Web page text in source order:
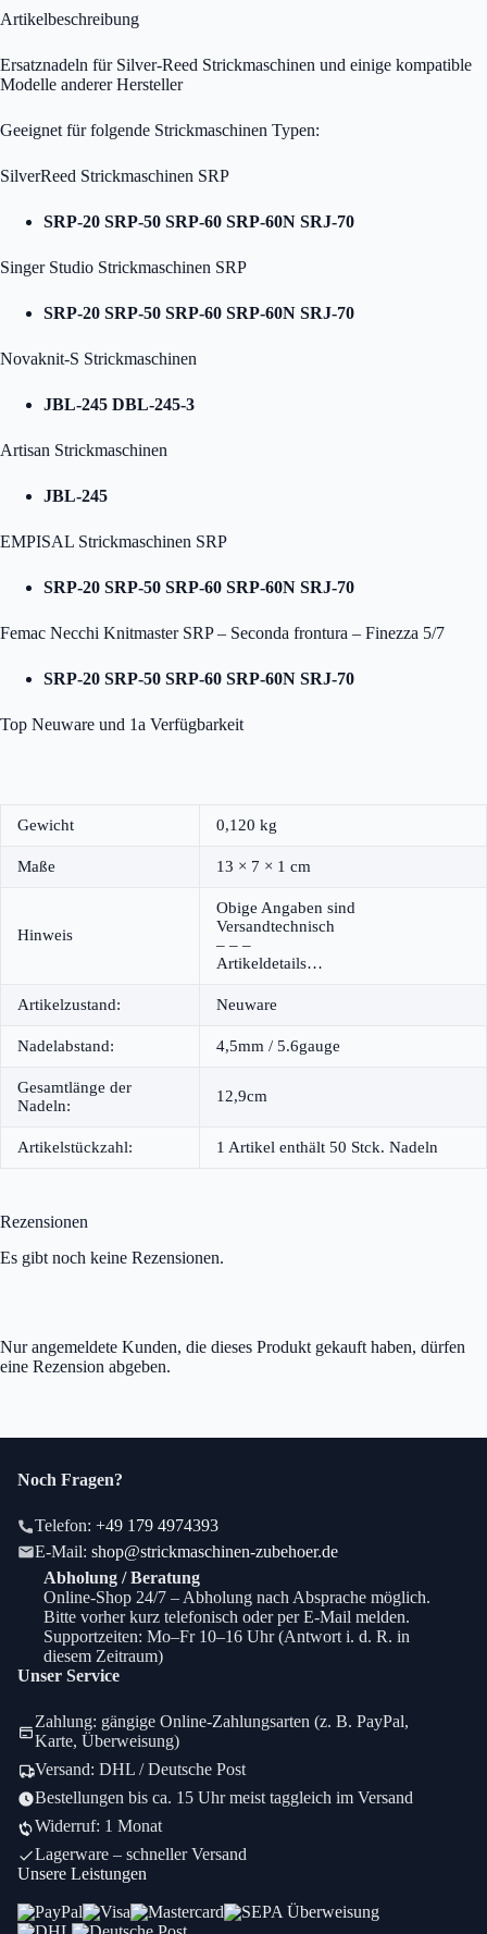
Artikelbeschreibung
Ersatznadeln für Silver-Reed Strickmaschinen und einige kompatible
Modelle anderer Hersteller
Geeignet für folgende Strickmaschinen Typen:
SilverReed Strickmaschinen SRP
SRP-20 SRP-50 SRP-60 SRP-60N SRJ-70
Singer Studio Strickmaschinen SRP
SRP-20 SRP-50 SRP-60 SRP-60N SRJ-70
Novaknit-S Strickmaschinen
JBL-245 DBL-245-3
Artisan Strickmaschinen
JBL-245
EMPISAL Strickmaschinen SRP
SRP-20 SRP-50 SRP-60 SRP-60N SRJ-70
Femac Necchi Knitmaster SRP – Seconda frontura – Finezza 5/7
SRP-20 SRP-50 SRP-60 SRP-60N SRJ-70
Top Neuware und 1a Verfügbarkeit
Gewicht 0,120 kg
Maße 13 × 7 × 1 cm
Hinweis
Obige Angaben sind
Versandtechnisch
– – –
Artikeldetails…
Artikelzustand: Neuware
Nadelabstand: 4,5mm / 5.6gauge
Gesamtlänge der
Nadeln:
12,9cm
Artikelstückzahl: 1 Artikel enthält 50 Stck. Nadeln
Rezensionen
Es gibt noch keine Rezensionen.
Nur angemeldete Kunden, die dieses Produkt gekauft haben, dürfen
eine Rezension abgeben.
Noch Fragen?
Telefon: +49 179 4974393
E-Mail: shop@strickmaschinen-zubehoer.de
Abholung / Beratung
Online-Shop 24/7 – Abholung nach Absprache möglich.
Bitte vorher kurz telefonisch oder per E-Mail melden.
Supportzeiten: Mo–Fr 10–16 Uhr (Antwort i. d. R. in
diesem Zeitraum)
Unser Service
Zahlung: gängige Online-Zahlungsarten (z. B. PayPal,
Karte, Überweisung)
Versand: DHL / Deutsche Post
Bestellungen bis ca. 15 Uhr meist taggleich im Versand
Widerruf: 1 Monat
Lagerware – schneller Versand
Unsere Leistungen